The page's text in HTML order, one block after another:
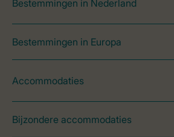
Bestemmingen in Nederland
Bestemmingen in Europa
Accommodaties
Bijzondere accommodaties